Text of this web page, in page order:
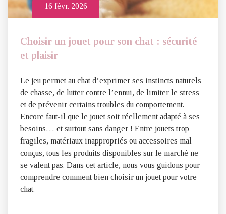
16 févr. 2026
Choisir un jouet pour son chat : sécurité
et plaisir
Le jeu permet au chat d’exprimer ses instincts naturels
de chasse, de lutter contre l’ennui, de limiter le stress
et de prévenir certains troubles du comportement.
Encore faut-il que le jouet soit réellement adapté à ses
besoins… et surtout sans danger ! Entre jouets trop
fragiles, matériaux inappropriés ou accessoires mal
conçus, tous les produits disponibles sur le marché ne
se valent pas. Dans cet article, nous vous guidons pour
comprendre comment bien choisir un jouet pour votre
chat.